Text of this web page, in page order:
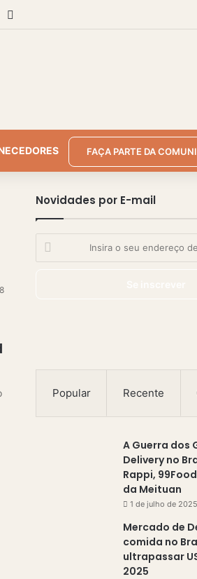
Entrar
FAÇA PARTE DA
8
Novidades por E-mail
u
d
Popular Recente
A Guerra dos
Delivery no
Rappi,
da Meituan
1 de julho de 2025
Mercado de
comida no
ultrapassar
2025